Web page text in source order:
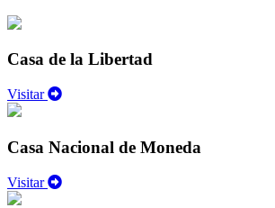
Casa de la Libertad
Visitar
Casa Nacional de Moneda
Visitar